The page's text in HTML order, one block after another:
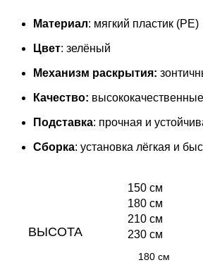
Материал: мягкий пластик (PE)
Цвет: зелёный
Механизм раскрытия:
Качество:
Подставка: прочная и
Сборка: установка лёгкая и
ВЫСОТА
150 см
180 см
210 см
230 см